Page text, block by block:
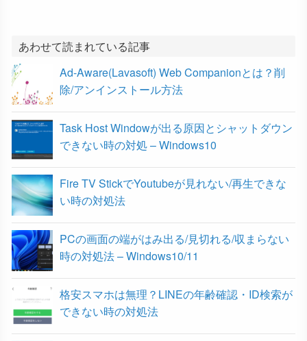
b
o
k
t
e
a
t
あわせて読まれている記事
Ad-Aware(Lavasoft) Web Companionとは？削
除/アンインストール方法
Task Host Windowが出る原因とシャットダウン
できない時の対処 – Windows10
Fire TV StickでYoutubeが見れない/再生できな
い時の対処法
PCの画面の端がはみ出る/見切れる/収まらない
時の対処法 – Windows10/11
格安スマホは無理？LINEの年齢確認・ID検索が
できない時の対処法